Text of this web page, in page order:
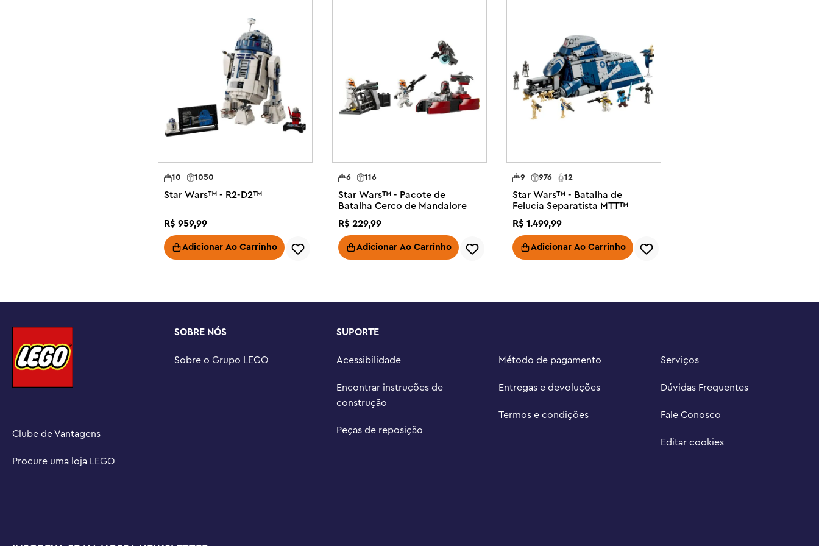
Kit de modelo montável – Permita que as crianças construam seu carinho por um
personagem amado de Star Wars™ com esta figura de Wicket, o Ewok, feita com blocos
LEGO® , como visto em Star Wars: O Retorno de Jedi™
Decoração de mesa divertida – Este modelo construído com LEGO® Star Wars™ é uma
exibição fofa para jovens fãs exibirem para seus amigos
Detalhes autênticos – Inspira memórias do primeiro encontro de Wicket com a Princesa
Leia na floresta de Endor, colocando a lança de blocos LEGO® e um elemento de
Presente LEGO® Star Wars™ para crianças – Presente esse brinquedo de montar como
experiência divertida e colaborativa, onde você pode compartilhar a diversão de montar
De uma galáxia muito, muito distante – Os conjuntos LEGO® Star Wars™ (vendidos
Dimensões – A figura de Ewok, de 1.010 peças, mede mais de 23 cm de altura
1050
10
Star Wars™ - R2-D2™
R$ 959,99
Adicionar Ao Carrinho
116
6
Star Wars™ - Pacote de
Batalha Cerco de Mandalore
R$ 229,99
Adicionar Ao Carrinho
976
9 12
Star Wars™ - Batalha de
Felucia Separatista MTT™
R$ 1.499,99
Adicionar Ao Carrinho
Clube de Vantagens
Procure uma loja LEGO
SOBRE NÓS
Sobre o Grupo LEGO
SUPORTE
Acessibilidade
Encontrar instruções de
construção
Peças de reposição
Método de pagamento
Entregas e devoluções
Termos e condições
Serviços
Dúvidas Frequentes
Fale Conosco
Editar cookies